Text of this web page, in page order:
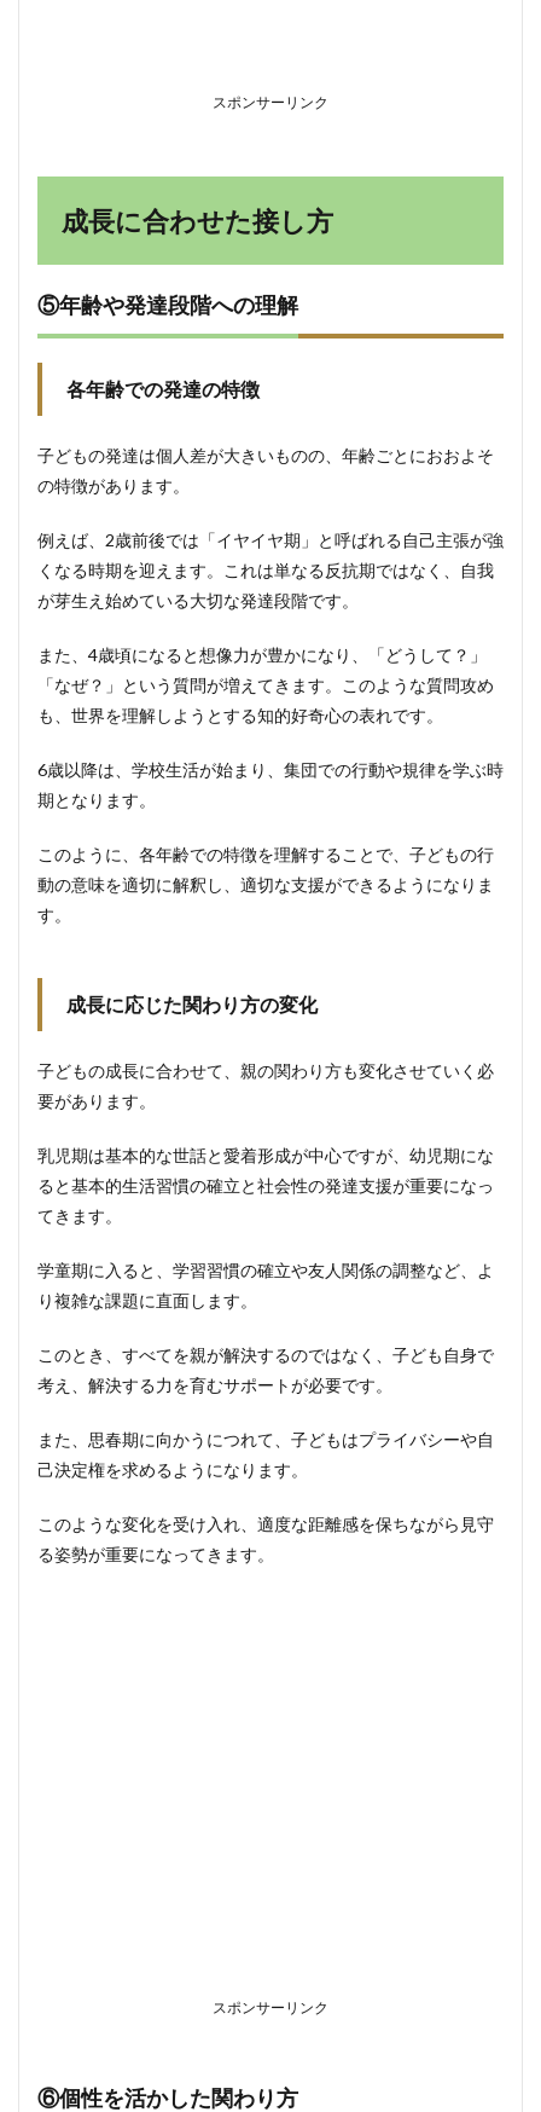
スポンサーリンク
成長に合わせた接し方
⑤年齢や発達段階への理解
各年齢での発達の特徴
子どもの発達は個人差が大きいものの、年齢ごとにおおよそ
の特徴があります。
例えば、2歳前後では「イヤイヤ期」と呼ばれる自己主張が強
くなる時期を迎えます。これは単なる反抗期ではなく、自我
が芽生え始めている大切な発達段階です。
また、4歳頃になると想像力が豊かになり、「どうして？」
「なぜ？」という質問が増えてきます。このような質問攻め
も、世界を理解しようとする知的好奇心の表れです。
6歳以降は、学校生活が始まり、集団での行動や規律を学ぶ時
期となります。
このように、各年齢での特徴を理解することで、子どもの行
動の意味を適切に解釈し、適切な支援ができるようになりま
す。
成長に応じた関わり方の変化
子どもの成長に合わせて、親の関わり方も変化させていく必
要があります。
乳児期は基本的な世話と愛着形成が中心ですが、幼児期にな
ると基本的生活習慣の確立と社会性の発達支援が重要になっ
てきます。
学童期に入ると、学習習慣の確立や友人関係の調整など、よ
り複雑な課題に直面します。
このとき、すべてを親が解決するのではなく、子ども自身で
考え、解決する力を育むサポートが必要です。
また、思春期に向かうにつれて、子どもはプライバシーや自
己決定権を求めるようになります。
このような変化を受け入れ、適度な距離感を保ちながら見守
る姿勢が重要になってきます。
スポンサーリンク
⑥個性を活かした関わり方